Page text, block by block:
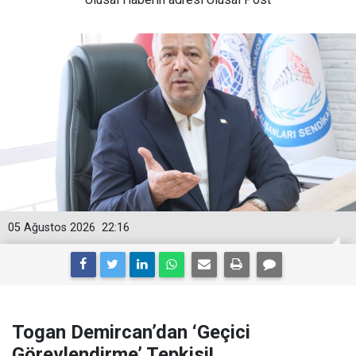
22:16
05 Ağustos 2026
Togan Demircan’dan ‘Geçici